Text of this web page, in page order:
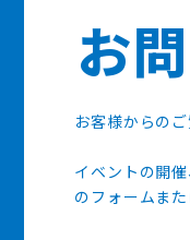
お問
お客様からの
イベントの開
のフォームま